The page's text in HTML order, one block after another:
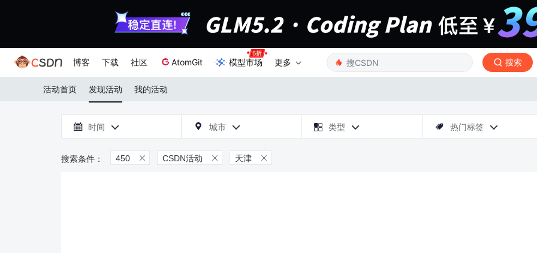
博客 下载 社区 AtomGit 模型市场 更多 搜索
活动首页 发现活动 我的活动
 时间   城市   类型   热门标签 
450  CSDN活动  天津 